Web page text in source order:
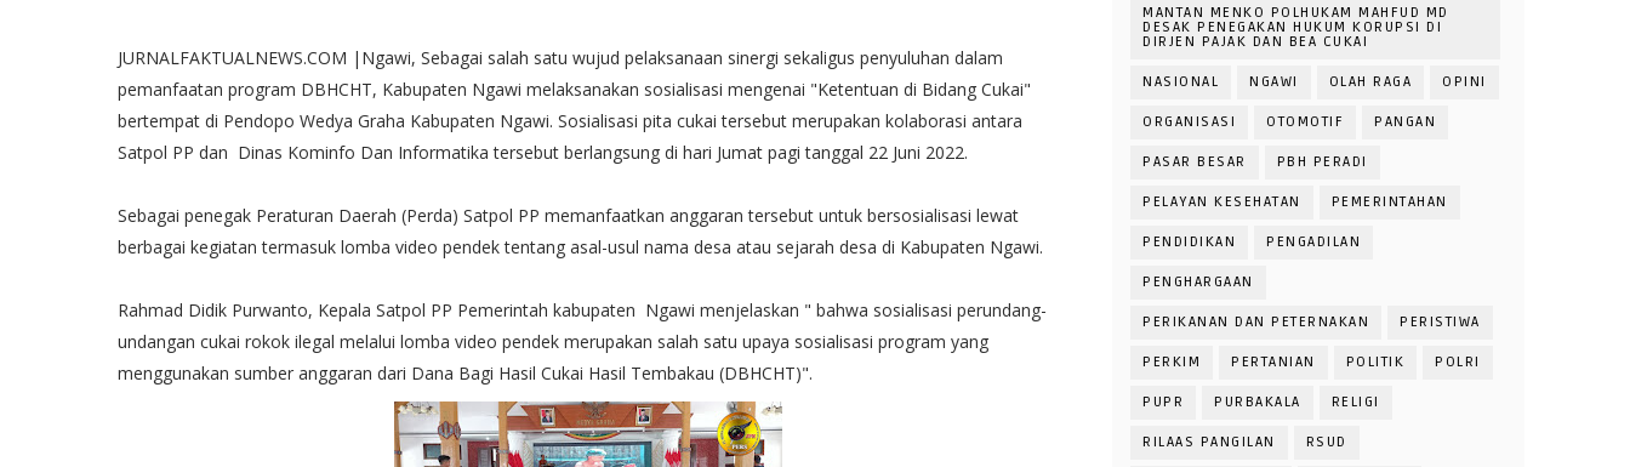
JURNALFAKTUALNEWS.COM |Ngawi, Sebagai salah satu wujud pelaksanaan sinergi sekaligus penyuluhan dalam
pemanfaatan program DBHCHT, Kabupaten Ngawi melaksanakan sosialisasi mengenai "Ketentuan di Bidang Cukai"
bertempat di Pendopo Wedya Graha Kabupaten Ngawi. Sosialisasi pita cukai tersebut merupakan kolaborasi antara
Satpol PP dan Dinas Kominfo Dan Informatika tersebut berlangsung di hari Jumat pagi tanggal 22 Juni 2022.
Sebagai penegak Peraturan Daerah (Perda) Satpol PP memanfaatkan anggaran tersebut untuk bersosialisasi lewat
berbagai kegiatan termasuk lomba video pendek tentang asal-usul nama desa atau sejarah desa di Kabupaten Ngawi.
Rahmad Didik Purwanto, Kepala Satpol PP Pemerintah kabupaten Ngawi menjelaskan " bahwa sosialisasi perundang-
undangan cukai rokok ilegal melalui lomba video pendek merupakan salah satu upaya sosialisasi program yang
menggunakan sumber anggaran dari Dana Bagi Hasil Cukai Hasil Tembakau (DBHCHT)".
MANTAN MENKO POLHUKAM MAHFUD MD
DESAK PENEGAKAN HUKUM KORUPSI DI
DIRJEN PAJAK DAN BEA CUKAI
NASIONAL NGAWI OLAH RAGA OPINI
ORGANISASI OTOMOTIF PANGAN
PASAR BESAR PBH PERADI
PELAYAN KESEHATAN PEMERINTAHAN
PENDIDIKAN PENGADILAN
PENGHARGAAN
PERIKANAN DAN PETERNAKAN PERISTIWA
PERKIM PERTANIAN POLITIK POLRI
PUPR PURBAKALA RELIGI
RILAAS PANGILAN RSUD